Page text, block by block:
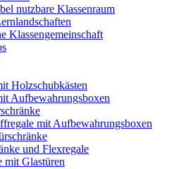
nutzbare Klassenraum
Klassengemeinschaft
Holzschubkästen
Aufbewahrungsboxen
mit Aufbewahrungsboxen
und Flexregale
mit Glastüren